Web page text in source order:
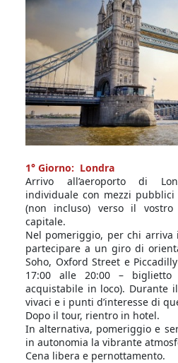
1° Giorno: Londra
Arrivo all’aeroporto di
individuale con mezzi
(non incluso) verso il
capitale.
Nel pomeriggio, per chi arriva
partecipare a un giro di
Soho, Oxford Street e
17:00 alle 20:00 –
acquistabile in loco). Durante
vivaci e i punti d’interesse di
Dopo il tour, rientro in hotel.
In alternativa, pomeriggio e
in autonomia la vibrante
Cena libera e pernottamento.